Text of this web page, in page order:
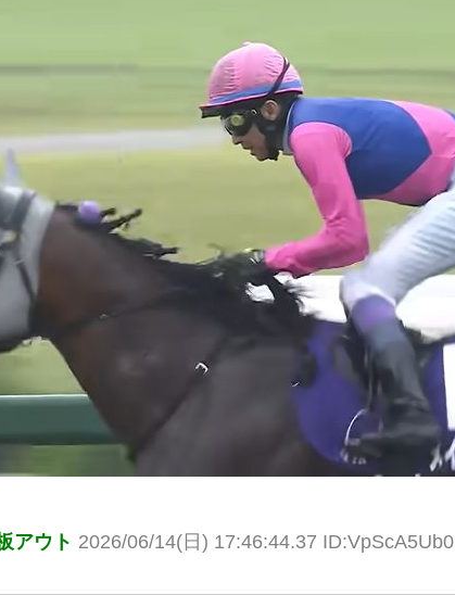
アウト 2026/06/14(日) 17:46:44.37 ID:VpScA5Ub0